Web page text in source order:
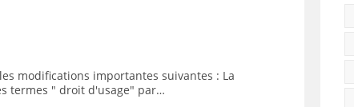
modifications importantes suivantes : La
termes " droit d'usage" par…